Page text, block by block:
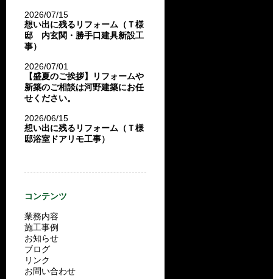
2026/07/15
想い出に残るリフォーム（Ｔ様
邸 内玄関・勝手口建具新設工
事）
2026/07/01
【盛夏のご挨拶】リフォームや
新築のご相談は河野建築にお任
せください。
2026/06/15
想い出に残るリフォーム（Ｔ様
邸浴室ドアリモ工事）
コンテンツ
業務内容
施工事例
お知らせ
ブログ
リンク
お問い合わせ